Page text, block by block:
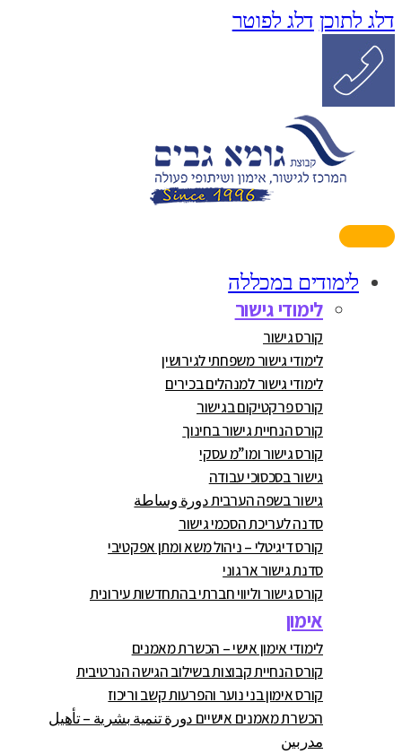
דלג לתוכן דלג לפוטר
לימודים במכללה
לימודי גישור
קורס גישור
לימודי גישור משפחתי לגירושין
לימודי גישור למנהלים בכירים
קורס פרקטיקום בגישור
קורס הנחיית גישור בחינוך
קורס גישור ומו”מ עסקי
גישור בסכסוכי עבודה
גישור בשפה הערבית دورة وساطة
סדנה לעריכת הסכמי גישור
קורס דיגיטלי – ניהול משא ומתן אפקטיבי
סדנת גישור ארגוני
קורס גישור וליווי חברתי בהתחדשות עירונית
אימון
לימודי אימון אישי – הכשרת מאמנים
קורס הנחיית קבוצות בשילוב הגישה הנרטיבית
קורס אימון בני נוער והפרעות קשב וריכוז
הכשרת מאמנים אישיים دورة تنمية بشرية – تأهيل
مدربين